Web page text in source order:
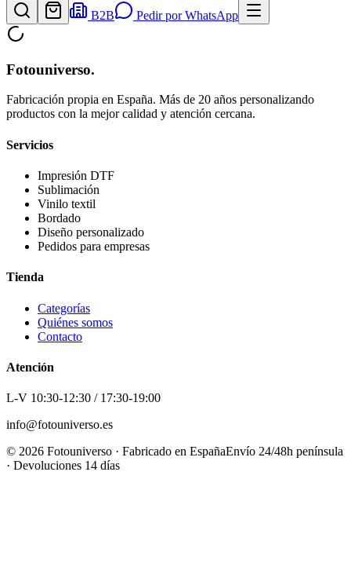
B2B
Pedir por WhatsApp
Fotouniverso.
Fabricación propia en España. Más de 20 años personalizando
productos con la mejor calidad y atención cercana.
Servicios
Impresión DTF
Sublimación
Vinilo textil
Bordado
Diseño personalizado
Pedidos para empresas
Tienda
Categorías
Quiénes somos
Contacto
Atención
L-V 10:30-12:30 / 17:30-19:00
info@fotouniverso.es
© 2026 Fotouniverso · Fabricado en EspañaEnvío 24/48h península
· Devoluciones 14 días